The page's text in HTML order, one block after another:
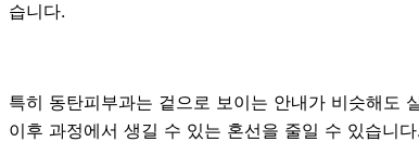
습니다.
특히 동탄피부과는 겉으로 보이는 안내가 비슷해도
이후 과정에서 생길 수 있는 혼선을 줄일 수 있습니